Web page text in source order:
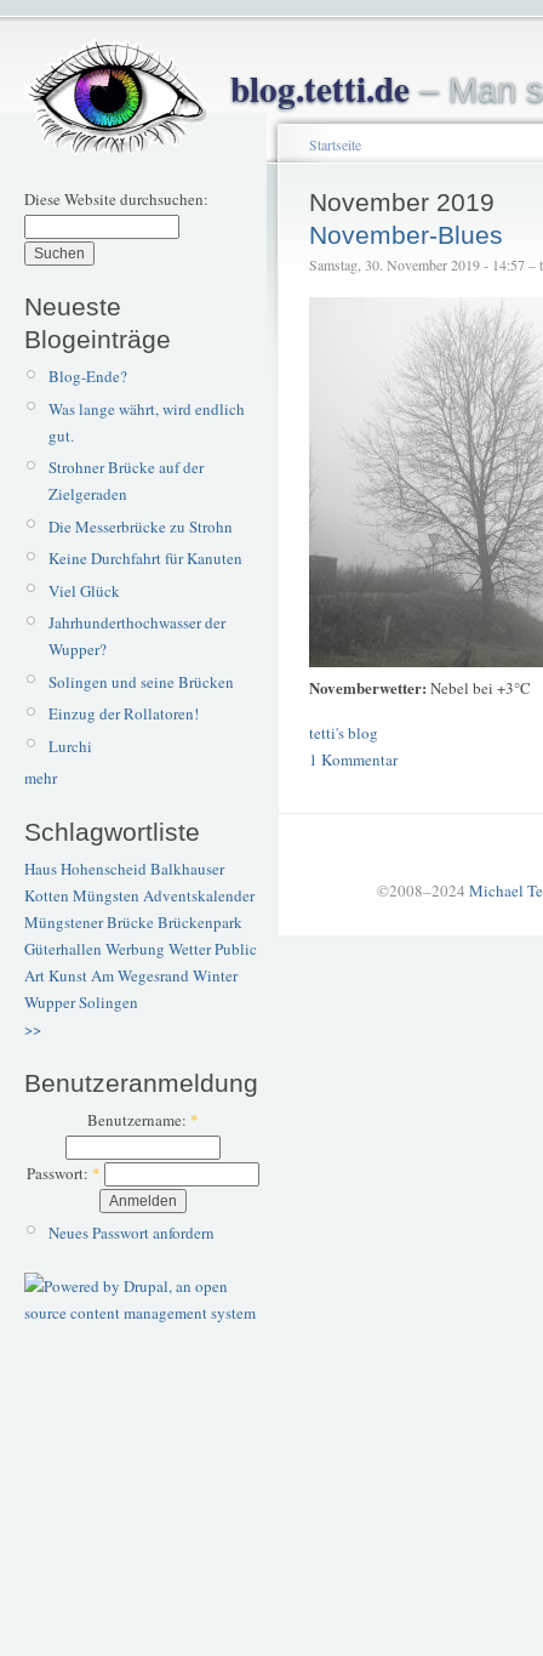
blog.tetti.de– Man
Diese Website durchsuchen:
Neueste
Blogeinträge
Blog-Ende?
Was lange währt, wird endlich
gut.
Strohner Brücke auf der
Zielgeraden
Die Messerbrücke zu Strohn
Keine Durchfahrt für Kanuten
Viel Glück
Jahrhunderthochwasser der
Wupper?
Solingen und seine Brücken
Einzug der Rollatoren!
Lurchi
mehr
Schlagwortliste
Haus Hohenscheid Balkhauser
Kotten Müngsten Adventskalender
Müngstener BrückeBrückenpark
Güterhallen Werbung WetterPublic
ArtKunstAm Wegesrand Winter
WupperSolingen
>>
Benutzeranmeldung
Benutzername: *
Passwort: *
Neues Passwort anfordern
Startseite
November 2019
November-Blues
Samstag, 30. November 2019 - 14:57 –
Novemberwetter: Nebel bei +3°C
tetti's blog
1 Kommentar
©2008–2024 Michael